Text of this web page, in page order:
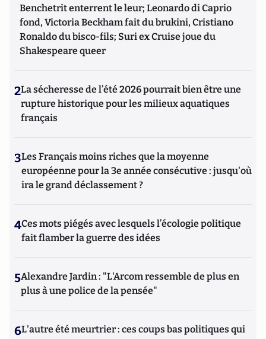
Benchetrit enterrent le leur; Leonardo di Caprio
fond, Victoria Beckham fait du brukini, Cristiano
Ronaldo du bisco-fils; Suri ex Cruise joue du
Shakespeare queer
2La sécheresse de l’été 2026 pourrait bien être une
rupture historique pour les milieux aquatiques
français
3Les Français moins riches que la moyenne
européenne pour la 3e année consécutive : jusqu'où
ira le grand déclassement ?
4Ces mots piégés avec lesquels l’écologie politique
fait flamber la guerre des idées
5Alexandre Jardin : "L'Arcom ressemble de plus en
plus à une police de la pensée"
6L'autre été meurtrier : ces coups bas politiques qui